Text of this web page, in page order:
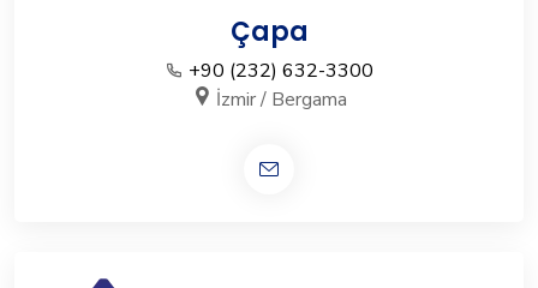
Çapa
+90 (232) 632-3300
İzmir / Bergama